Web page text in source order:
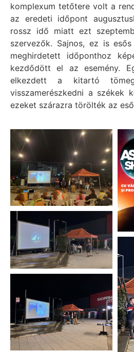
komplexum tetőtere volt a
az eredeti időpont
rossz idő miatt ezt
szervezők. Sajnos, ez is
meghirdetett időponthoz
kezdődött el az esemény.
elkezdett a kitartó
visszamerészkedni a székek
ezeket szárazra törölték az